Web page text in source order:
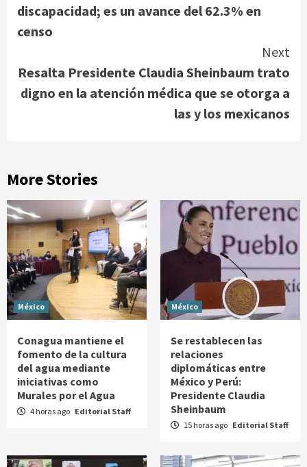
discapacidad; es un avance del 62.3% en
censo
Next
Resalta Presidente Claudia Sheinbaum trato
digno en la atención médica que se otorga a
las y los mexicanos
More Stories
México
Conagua mantiene el
fomento de la cultura
del agua mediante
iniciativas como
Murales por el Agua
4 horas ago Editorial Staff
México
Se restablecen las
relaciones
diplomáticas entre
México y Perú:
Presidente Claudia
Sheinbaum
15 horas ago Editorial Staff